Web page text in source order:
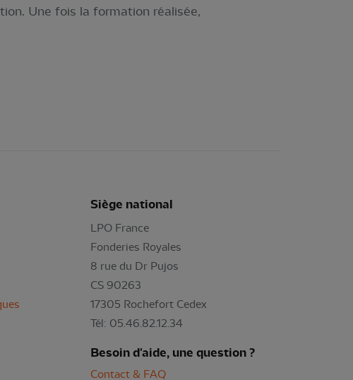
Une fois la formation réalisée,
Siège national
LPO France
Fonderies Royales
8 rue du Dr Pujos
CS 90263
17305 Rochefort Cedex
Tél: 05.46.82.12.34
Besoin d'aide, une question ?
Contact & FAQ